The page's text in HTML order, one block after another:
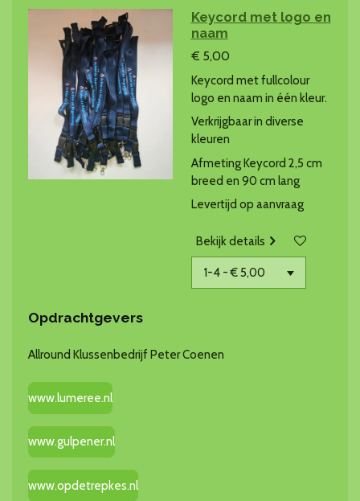
Keycord met logo en
naam
€ 5,00
Keycord met fullcolour
logo en naam in één kleur.
Verkrijgbaar in diverse
kleuren
Afmeting Keycord 2,5 cm
breed en 90 cm lang
Levertijd op aanvraag
Bekijk details
Opdrachtgevers
Allround Klussenbedrijf Peter Coenen
www.lumeree.nl
www.gulpener.nl
www.opdetrepkes.nl